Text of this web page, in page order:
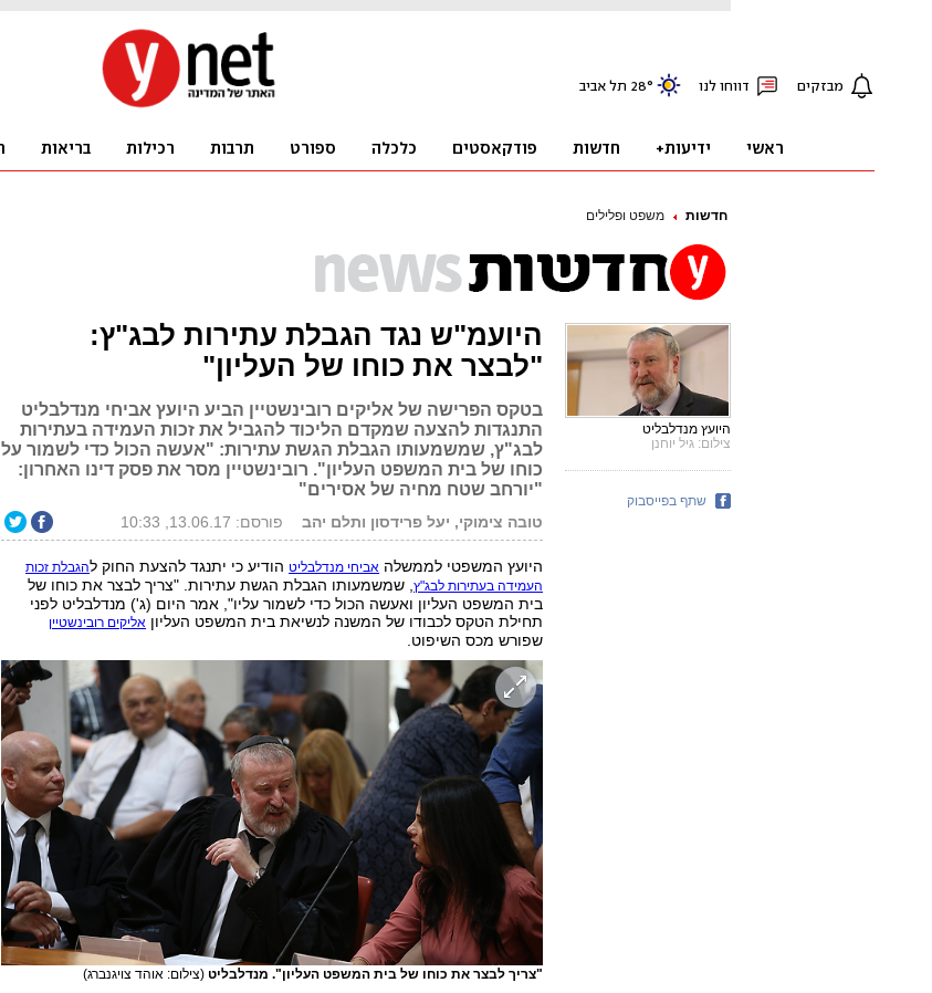
חדשות משפט ופלילים
היועמ"ש נגד הגבלת עתירות לבג"ץ:
"לבצר את כוחו של העליון"
בטקס הפרישה של אליקים רובינשטיין הביע היועץ אביחי מנדלבליט
התנגדות להצעה שמקדם הליכוד להגביל את זכות העמידה בעתירות
לבג"ץ, שמשמעותו הגבלת הגשת עתירות: "אעשה הכול כדי לשמור על
כוחו של בית המשפט העליון". רובינשטיין מסר את פסק דינו האחרון:
"יורחב שטח מחיה של אסירים"
טובה צימוקי, יעל פרידסון ותלם יהב פורסם: 13.06.17, 10:33
היועץ המשפטי לממשלה אביחי מנדלבליט הודיע כי יתנגד להצעת החוק להגבלת זכות
העמידה בעתירות לבג"ץ, שמשמעותו הגבלת הגשת עתירות. "צריך לבצר את כוחו של
בית המשפט העליון ואעשה הכול כדי לשמור עליו", אמר היום (ג') מנדלבליט לפני
תחילת הטקס לכבודו של המשנה לנשיאת בית המשפט העליון אליקים רובינשטיין
שפורש מכס השיפוט.
"צריך לבצר את כוחו של בית המשפט העליון". מנדלבליט (צילום: אוהד צויגנברג)
היועץ מנדלבליט
צילום: גיל יוחנן
שתף בפייסבוק